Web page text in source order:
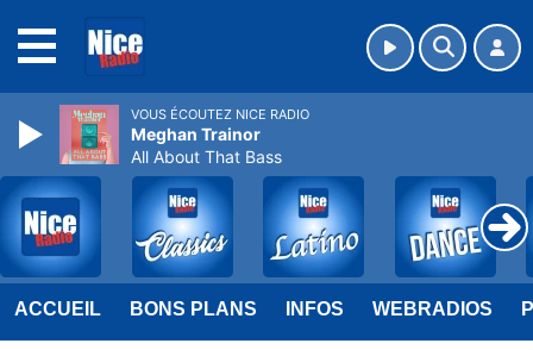
ACCUEIL BONS PLANS INFOS WEBRADIOS
VOUS ÉCOUTEZ NICE RADIO
Meghan Trainor
All About That Bass